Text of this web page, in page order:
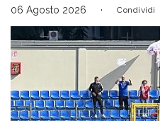
06 Agosto 2026 Condividi